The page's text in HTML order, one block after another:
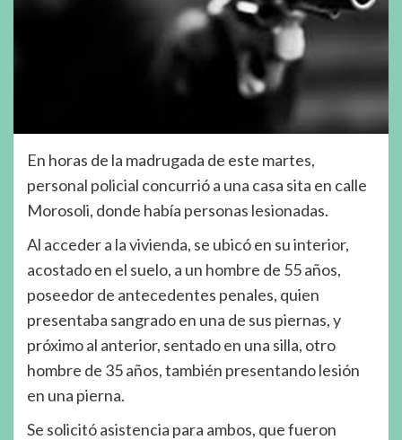
En horas de la madrugada de este martes,
personal policial concurrió a una casa sita en calle
Morosoli, donde había personas lesionadas.
Al acceder a la vivienda, se ubicó en su interior,
acostado en el suelo, a un hombre de 55 años,
poseedor de antecedentes penales, quien
presentaba sangrado en una de sus piernas, y
próximo al anterior, sentado en una silla, otro
hombre de 35 años, también presentando lesión
en una pierna.
Se solicitó asistencia para ambos, que fueron